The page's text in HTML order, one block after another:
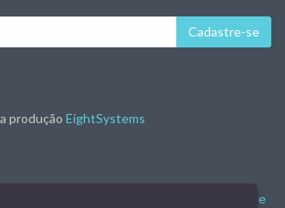
Cadastre-se
produção EightSystems
controle